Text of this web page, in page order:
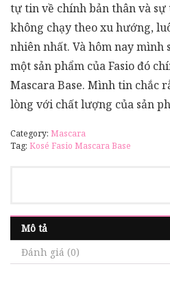
tự tin về chính bản thân và
không chạy theo xu hướng,
nhiên nhất. Và hôm nay mình
một sản phẩm của Fasio đó
Mascara Base. Mình tin chắc
lòng với chất lượng của sản
Category: Mascara
Tag: Kosé Fasio Mascara Base
Mô tả
Đánh giá (0)